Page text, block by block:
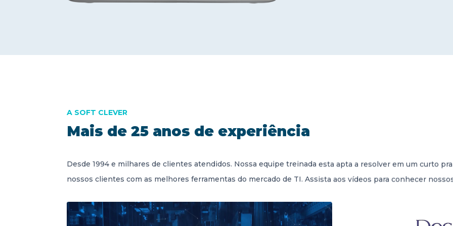
Mais de 25 anos de experiência
A SOFT CLEVER
Desde 1994 e milhares de clientes atendidos. Nossa equipe treinada esta apta a resolver em um curto
nossos clientes com as melhores ferramentas do mercado de TI. Assista aos vídeos para conhecer